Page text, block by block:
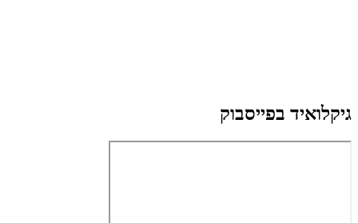
גיקלואיד בפייסבוק